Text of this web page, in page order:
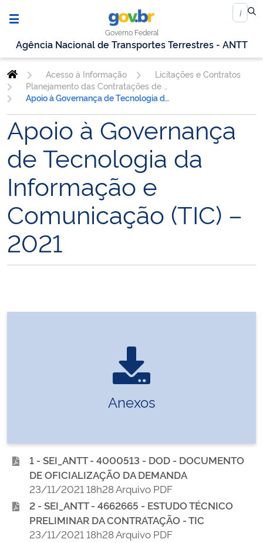
Governo Federal
Agência Nacional de Transportes Terrestres - ANTT
Acesso à Informação
Licitações e Contratos
Apoio à Governança de Tecnologia da Informação e Comunicação (TIC) – 2021
Apoio à Governança
de Tecnologia da
Informação e
Comunicação (TIC) –
2021
Anexos
1 - SEI_ANTT - 4000513 - DOD - DOCUMENTO
DE OFICIALIZAÇÃO DA DEMANDA
23/11/2021 18h28 Arquivo PDF
2 - SEI_ANTT - 4662665 - ESTUDO TÉCNICO
PRELIMINAR DA CONTRATAÇÃO - TIC
23/11/2021 18h28 Arquivo PDF